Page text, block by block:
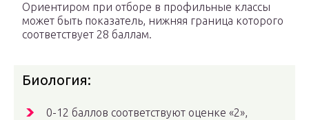
Ориентиром при отборе в профильные классы
может быть показатель, нижняя граница которого
соответствует 28 баллам.
Биология:
0-12 баллов соответствуют оценке «2»,